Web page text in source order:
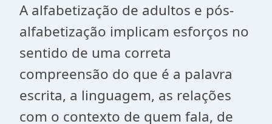
A alfabetização de adultos e pós-
alfabetização implicam esforços no
sentido de uma correta
compreensão do que é a palavra
escrita, a linguagem, as relações
com o contexto de quem fala, de